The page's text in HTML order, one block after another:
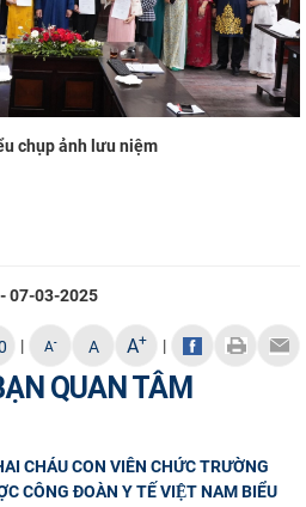
chụp ảnh lưu niệm
07-03-2025
| A- A A+ |
QUAN TÂM
CHÁU CON VIÊN CHỨC TRƯỜNG
CÔNG ĐOÀN Y TẾ VIỆT NAM BIỂU